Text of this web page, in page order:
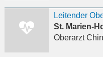
St. Marien-
Oberarzt